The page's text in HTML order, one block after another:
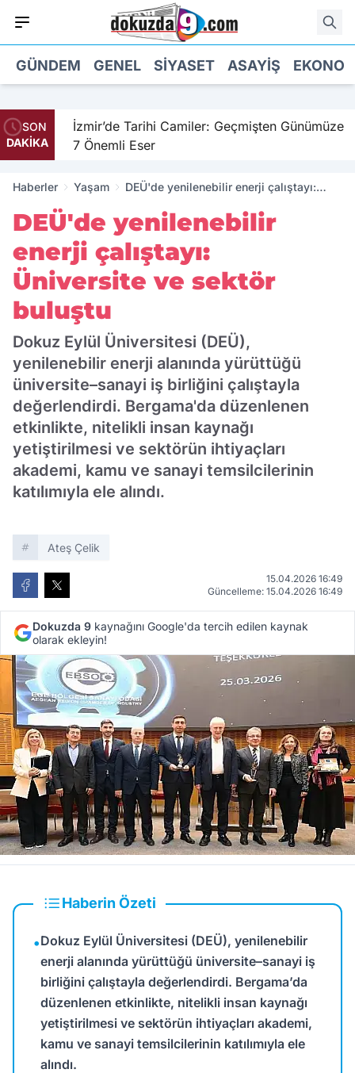
GÜNDEM GENEL SIYASET ASAYIŞ
SON
DAKİKA
İzmir’de Tarihi Camiler: Geçmişten Günümüze
7 Önemli Eser
Haberler Yaşam
DEÜ'de yenilenebilir enerji çalıştayı:
DEÜ'de yenilenebilir
enerji çalıştayı:
Üniversite ve sektör
buluştu
Dokuz Eylül Üniversitesi (DEÜ),
yenilenebilir enerji alanında yürüttüğü
üniversite–sanayi iş birliğini çalıştayla
değerlendirdi. Bergama'da düzenlenen
etkinlikte, nitelikli insan kaynağı
yetiştirilmesi ve sektörün ihtiyaçları
akademi, kamu ve sanayi temsilcilerinin
katılımıyla ele alındı.
Ateş Çelik
15.04.2026 16:49
Güncelleme: 15.04.2026 16:49
Dokuzda 9 kaynağını Google'da tercih edilen kaynak
olarak ekleyin!
Haberin Özeti
•Dokuz Eylül Üniversitesi (DEÜ), yenilenebilir
enerji alanında yürüttüğü üniversite–sanayi iş
birliğini çalıştayla değerlendirdi. Bergama’da
düzenlenen etkinlikte, nitelikli insan kaynağı
yetiştirilmesi ve sektörün ihtiyaçları akademi,
kamu ve sanayi temsilcilerinin katılımıyla ele
alındı.